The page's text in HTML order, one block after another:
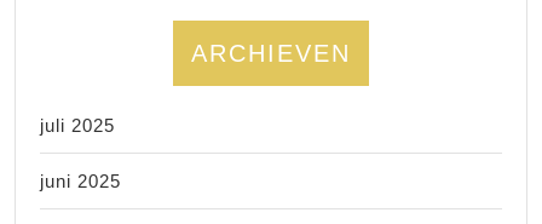
ARCHIEVEN
juli 2025
juni 2025